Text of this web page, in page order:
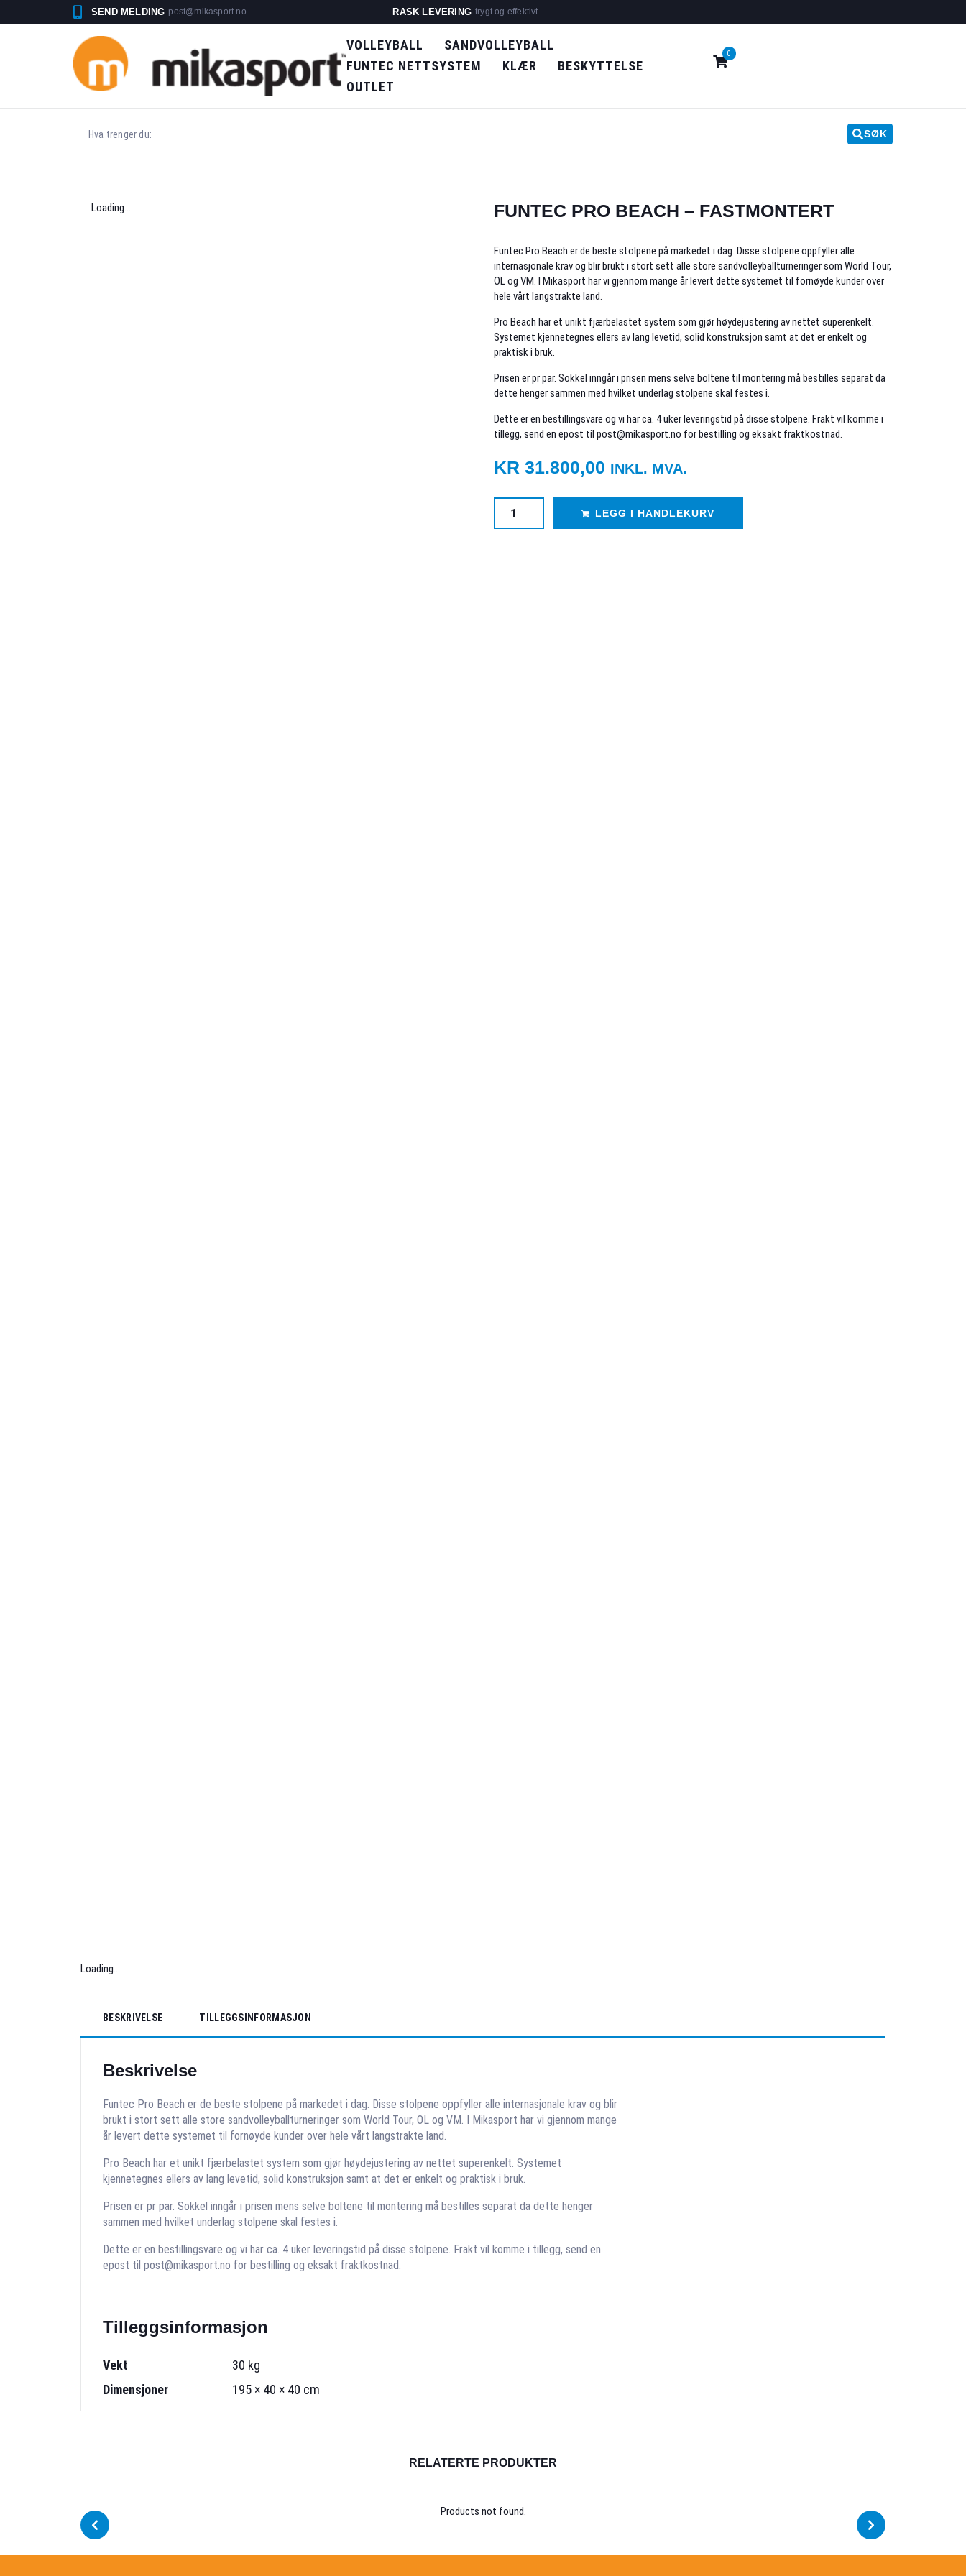
SEND MELDING post@mikasport.no RASK LEVERING trygt og effektivt.
VOLLEYBALL
SANDVOLLEYBALL
FUNTEC NETTSYSTEM
KLÆR
BESKYTTELSE
OUTLET
0
SØK
Loading... FUNTEC PRO BEACH – FASTMONTERT
Funtec Pro Beach er de beste stolpene på markedet i dag. Disse stolpene oppfyller alle
internasjonale krav og blir brukt i stort sett alle store sandvolleyballturneringer som World Tour,
OL og VM. I Mikasport har vi gjennom mange år levert dette systemet til fornøyde kunder over
hele vårt langstrakte land.
Pro Beach har et unikt fjærbelastet system som gjør høydejustering av nettet superenkelt.
Systemet kjennetegnes ellers av lang levetid, solid konstruksjon samt at det er enkelt og
praktisk i bruk.
Prisen er pr par. Sokkel inngår i prisen mens selve boltene til montering må bestilles separat da
dette henger sammen med hvilket underlag stolpene skal festes i.
Dette er en bestillingsvare og vi har ca. 4 uker leveringstid på disse stolpene. Frakt vil komme i
tillegg, send en epost til post@mikasport.no for bestilling og eksakt fraktkostnad.
KR 31.800,00 INKL. MVA.
LEGG I HANDLEKURV
Loading...
BESKRIVELSE TILLEGGSINFORMASJON
Beskrivelse
Funtec Pro Beach er de beste stolpene på markedet i dag. Disse stolpene oppfyller alle internasjonale krav og blir
brukt i stort sett alle store sandvolleyballturneringer som World Tour, OL og VM. I Mikasport har vi gjennom mange
år levert dette systemet til fornøyde kunder over hele vårt langstrakte land.
Pro Beach har et unikt fjærbelastet system som gjør høydejustering av nettet superenkelt. Systemet
kjennetegnes ellers av lang levetid, solid konstruksjon samt at det er enkelt og praktisk i bruk.
Prisen er pr par. Sokkel inngår i prisen mens selve boltene til montering må bestilles separat da dette henger
sammen med hvilket underlag stolpene skal festes i.
Dette er en bestillingsvare og vi har ca. 4 uker leveringstid på disse stolpene. Frakt vil komme i tillegg, send en
epost til post@mikasport.no for bestilling og eksakt fraktkostnad.
Tilleggsinformasjon
Vekt
30 kg
Dimensjoner
195 × 40 × 40 cm
RELATERTE PRODUKTER
Products not found.